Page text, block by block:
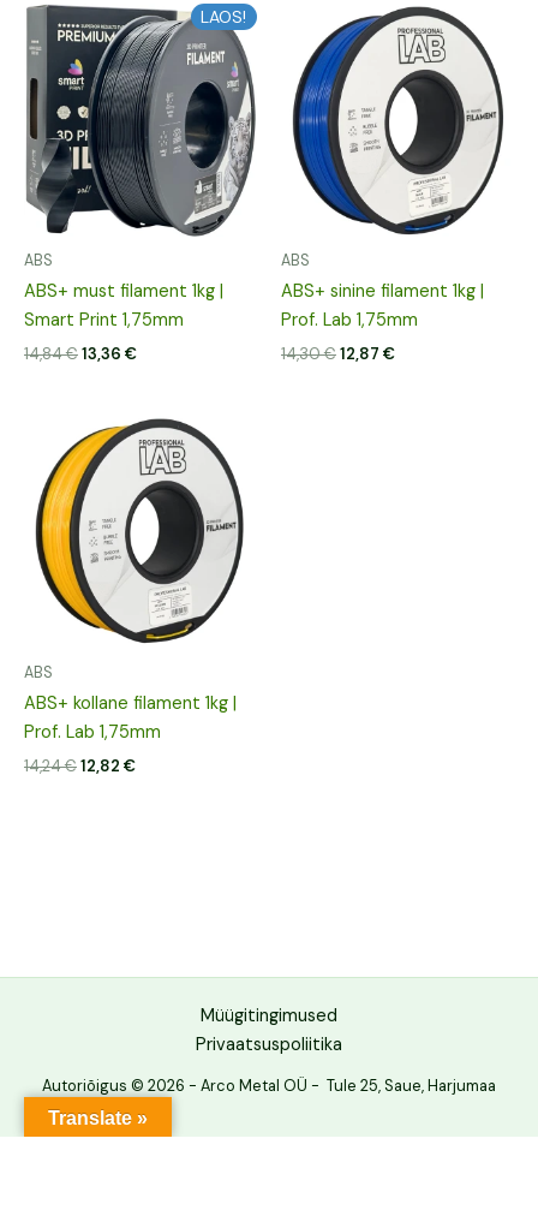
LAOS!
ABS
ABS+ must filament 1kg |
Smart Print 1,75mm
14,84€
Algne
hind
oli:
14,84 €.
13,36 €
Praegune
hind
on:
13,36 €.
ABS
ABS+ sinine filament 1kg |
Prof. Lab 1,75mm
14,30€
Algne
hind
oli:
14,30 €.
12,87 €
Praegune
hind
on:
12,87 €.
ABS
ABS+ kollane filament 1kg |
Prof. Lab 1,75mm
14,24€
Algne
hind
oli:
14,24 €.
12,82 €
Praegune
hind
on:
12,82 €.
Müügitingimused
Privaatsuspoliitika
Autoriõigus © 2026 - Arco Metal OÜ - Tule 25, Saue, Harjumaa
Translate »